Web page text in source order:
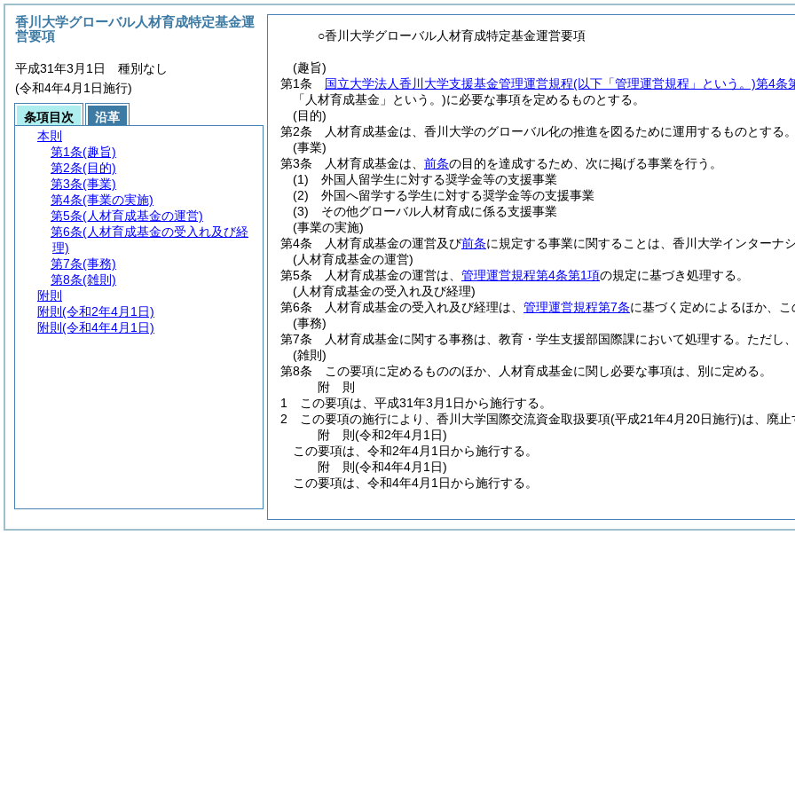
○香川大学グローバル人材育成特定基金運営要項
(趣旨)
第1条
国立大学法人香川大学支援基金管理運営規程(以下「管理運営規程」という。)第4条
「人材育成基金」という。)に必要な事項を定めるものとする。
(目的)
第2条
人材育成基金は、香川大学のグローバル化の推進を図るために運用するものとする
(事業)
第3条
人材育成基金は、 前条の目的を達成するため、次に掲げる事業を行う。
(1)
外国人留学生に対する奨学金等の支援事業
(2)
外国へ留学する学生に対する奨学金等の支援事業
(3)
その他グローバル人材育成に係る支援事業
(事業の実施)
第4条
人材育成基金の運営及び前条に規定する事業に関することは、香川大学インターナ
(人材育成基金の運営)
第5条
人材育成基金の運営は、 管理運営規程第4条第1項の規定に基づき処理する。
(人材育成基金の受入れ及び経理)
第6条
人材育成基金の受入れ及び経理は、 管理運営規程第7条に基づく定めによるほか、
(事務)
第7条
人材育成基金に関する事務は、教育・学生支援部国際課において処理する。 ただし
(雑則)
第8条
この要項に定めるもののほか、人材育成基金に関し必要な事項は、別に定める。
附 則
1
この要項は、平成31年3月1日から施行する。
2
この要項の施行により、香川大学国際交流資金取扱要項(平成21年4月20日施行)は、廃止
附 則(令和2年4月1日)
この要項は、令和2年4月1日から施行する。
附 則(令和4年4月1日)
この要項は、令和4年4月1日から施行する。
香川大学グローバル人材育成特定基金運
営要項
平成31年3月1日 種別なし
(令和4年4月1日施行)
条項目次
沿革
本則
第1条(趣旨)
第2条(目的)
第3条(事業)
第4条(事業の実施)
第5条(人材育成基金の運営)
第6条(人材育成基金の受入れ及び経
理)
第7条(事務)
第8条(雑則)
附則
附則 (令和2年4月1日)
附則 (令和4年4月1日)